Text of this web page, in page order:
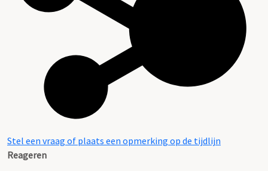
Stel een vraag of plaats een opmerking op de tijdlijn
Reageren